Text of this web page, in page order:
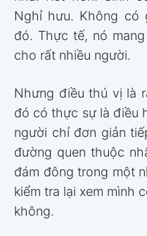
Nghỉ hưu. Không có
đó. Thực tế, nó
cho rất nhiều người.
Nhưng điều thú vị là
đó có thực sự là điều
người chỉ đơn giản
đường quen thuộc
đám đông trong một
kiểm tra lại xem mình
không.